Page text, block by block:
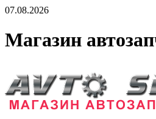
07.08.2026
Магазин
Доставка запчастей